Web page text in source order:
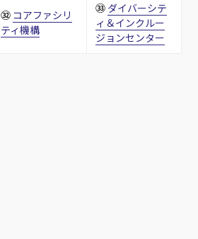
㉜ コアファシリ
ティ機構
㉝ ダイバーシテ
ィ＆インクルー
ジョンセンター